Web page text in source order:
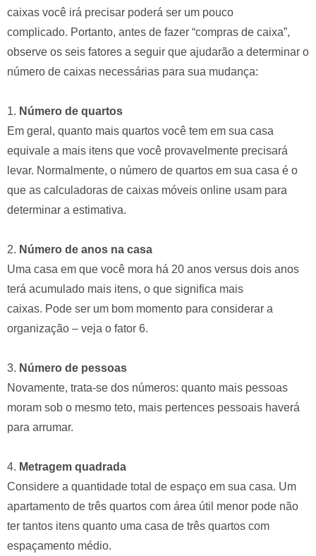
caixas você irá precisar poderá ser um pouco
complicado. Portanto, antes de fazer “compras de caixa”,
observe os seis fatores a seguir que ajudarão a determinar o
número de caixas necessárias para sua mudança:
1. Número de quartos
Em geral, quanto mais quartos você tem em sua casa
equivale a mais itens que você provavelmente precisará
levar. Normalmente, o número de quartos em sua casa é o
que as calculadoras de caixas móveis online usam para
determinar a estimativa.
2. Número de anos na casa
Uma casa em que você mora há 20 anos versus dois anos
terá acumulado mais itens, o que significa mais
caixas. Pode ser um bom momento para considerar a
organização – veja o fator 6.
3. Número de pessoas
Novamente, trata-se dos números: quanto mais pessoas
moram sob o mesmo teto, mais pertences pessoais haverá
para arrumar.
4. Metragem quadrada
Considere a quantidade total de espaço em sua casa. Um
apartamento de três quartos com área útil menor pode não
ter tantos itens quanto uma casa de três quartos com
espaçamento médio.